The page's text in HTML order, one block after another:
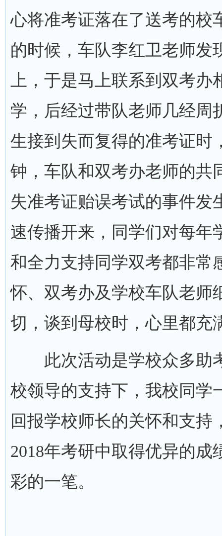
心将准考证落在了送考的校
的时候，车队李红卫老师发
上，于是马上联系到双考
学，后经过带队老师几经周
生接到失而复得的准考证时
钟，车队和双考办老师的共
失准考证贻误考试的事件发
速传播开来，同学们对每年
和全力支持同学双考都非常
怀、双考办及学校车队老师
切，谈到母校时，心里都充
此次活动是学校众多助
校领导的支持下，我校同学
回报学校师长的关怀和支
2018年考研中取得优异的
彩的一笔。